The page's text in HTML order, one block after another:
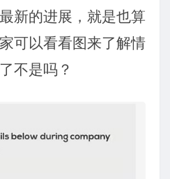
新的进展，就是也算
可以看看图来了解情
不是吗？